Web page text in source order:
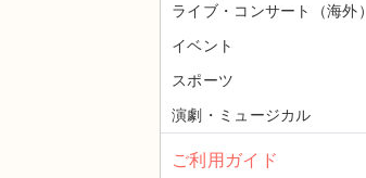
ライブ・コンサート（海外）
イベント
スポーツ
演劇・ミュージカル
ご利用ガイド